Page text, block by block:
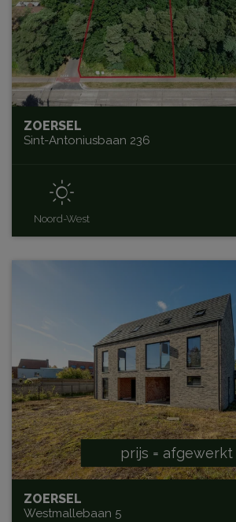
ZOERSEL
Sint-Antoniusbaan 236
Noord-West
prijs = afgewerkt
ZOERSEL
Westmallebaan 5